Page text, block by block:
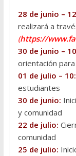
28 de junio –
realizará a
(https://
30 de junio –
orientación
01 de julio –
estudiantes
30 de junio:
y comunidad
22 de julio:
comunidad
25 de julio: